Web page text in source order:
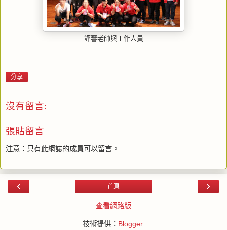
評審老師與工作人員
分享
沒有留言:
張貼留言
注意：只有此網誌的成員可以留言。
‹ ›
首頁
查看網路版
技術提供： Blogger.